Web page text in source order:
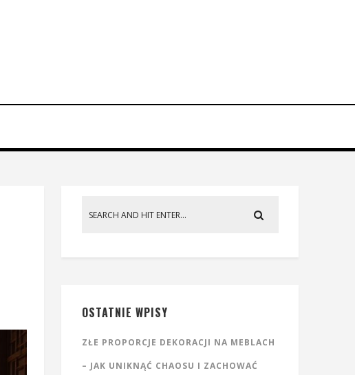
OSTATNIE WPISY
ZŁE PROPORCJE DEKORACJI NA MEBLACH
– JAK UNIKNĄĆ CHAOSU I ZACHOWAĆ